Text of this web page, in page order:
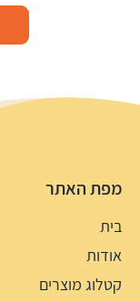
מפת האתר
בית
אודות
קטלוג מוצרים